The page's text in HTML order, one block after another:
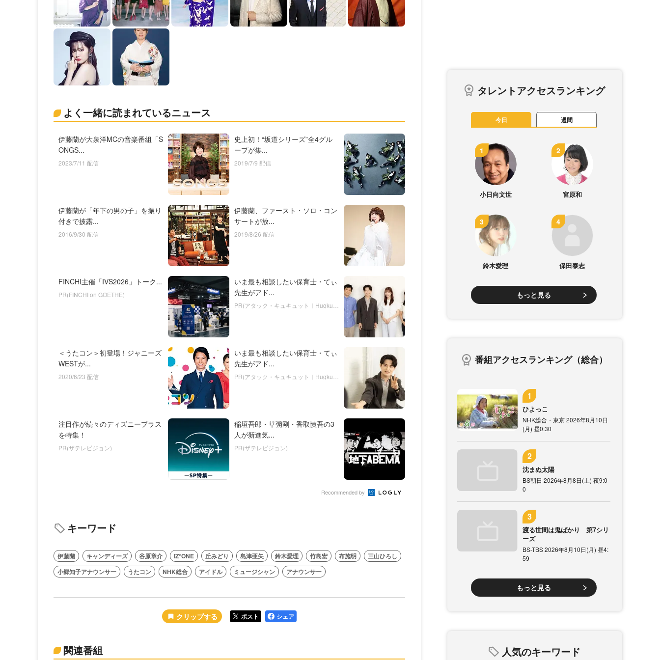
よく一緒に読まれているニュース
伊藤蘭が大泉洋MCの音楽番組「S
ONGS...
2023/7/11 配信
史上初！“坂道シリーズ”全4グル
ープが集...
2019/7/9 配信
伊藤蘭が「年下の男の子」を振り
付きで披露...
2016/9/30 配信
伊藤蘭、ファースト・ソロ・コン
サートが放...
2019/8/26 配信
FINCHI主催「IVS2026」トーク...
PR(FINCHI on GOETHE)
いま最も相談したい保育士・てぃ
先生がアド...
＜うたコン＞初登場！ジャニーズ
WESTが...
2020/6/23 配信
いま最も相談したい保育士・てぃ
先生がアド...
注目作が続々のディズニープラス
を特集！
PR(ザテレビジョン)
稲垣吾郎・草彅剛・香取慎吾の3
人が新進気...
PR(ザテレビジョン)
Recommended by
キーワード
伊藤蘭 キャンディーズ 谷原章介 IZ*ONE 丘みどり 島津亜矢 鈴木愛理 竹島宏 布施明
三山ひろし
小郷知子アナウンサー
うたコン NHK総合 アイドル ミュージシャン アナウンサー
ポスト シェア
関連番組
タレントアクセスランキング
今日 週間
小日向文世 宮原和
鈴木愛理 保田泰志
もっと見る
番組アクセスランキング（総合）
ひよっこ
NHK総合・東京 2026年8月10日
(月) 昼0:30
沈まぬ太陽
BS朝日 2026年8月8日(土) 夜9:0
0
渡る世間は鬼ばかり 第7シリ
ーズ
BS-TBS 2026年8月10日(月) 昼4:
59
もっと見る
人気のキーワード